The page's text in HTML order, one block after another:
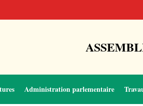
Administration parlementaire